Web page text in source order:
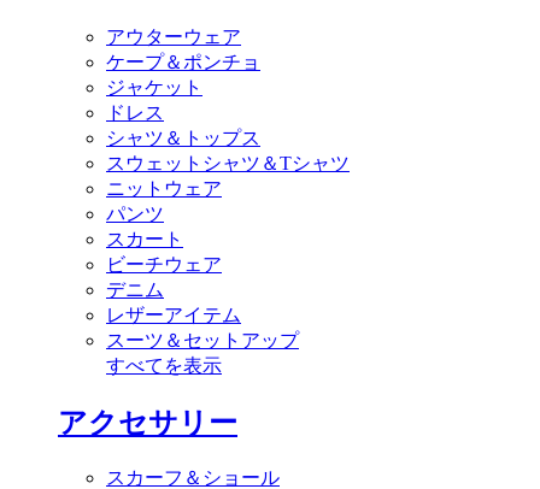
アウターウェア
ケープ＆ポンチョ
ジャケット
ドレス
シャツ＆トップス
スウェットシャツ＆Tシャツ
ニットウェア
パンツ
スカート
ビーチウェア
デニム
レザーアイテム
スーツ＆セットアップ
すべてを表示
アクセサリー
スカーフ＆ショール